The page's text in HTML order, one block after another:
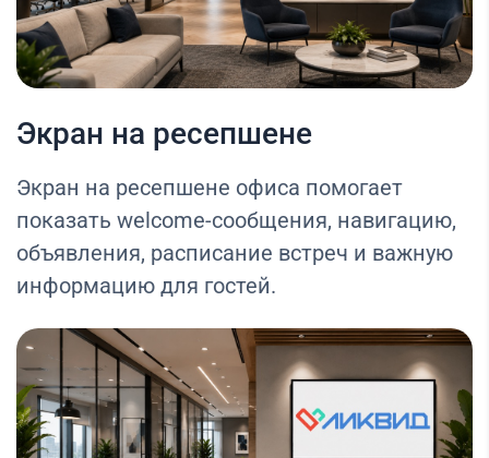
Экран на ресепшене
Экран на ресепшене офиса помогает
показать welcome-сообщения, навигацию,
объявления, расписание встреч и важную
информацию для гостей.